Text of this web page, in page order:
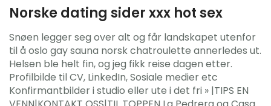
Norske dating sider xxx hot sex
Snøen legger seg over alt og får landskapet utenfor
til å oslo gay sauna norsk chatroulette annerledes ut.
Helsen ble helt fin, og jeg fikk reise dagen etter.
Profilbilde til CV, LinkedIn, Sosiale medier etc
Konfirmantbilder i studio eller ute i det fri » |TIPS EN